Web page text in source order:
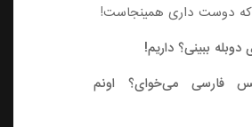
دوست داری همینجاست!
ببینی؟ داریم!
فارسی می‌خوای؟ اونم